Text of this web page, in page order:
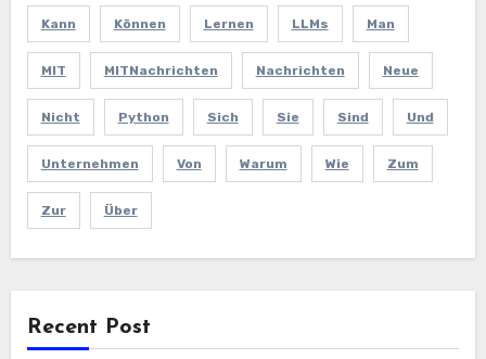
Kann Können Lernen LLMs Man
MIT MITNachrichten Nachrichten Neue
Nicht Python Sich Sie Sind Und
Unternehmen Von Warum Wie Zum
Zur Über
Recent Post